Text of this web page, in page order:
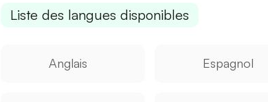
Liste des langues disponibles
Anglais Espagnol